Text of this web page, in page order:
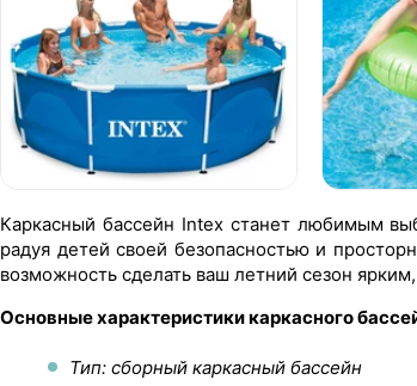
Каркасный бассейн Intex станет любимым
радуя детей своей безопасностью и
возможность сделать ваш летний сезон
Основные характеристики каркасного
Тип: сборный каркасный бассейн